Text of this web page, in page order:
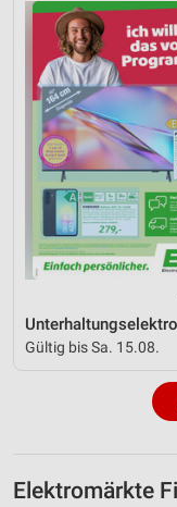
Gültig bis Sa. 15.08.
Elektromärkte